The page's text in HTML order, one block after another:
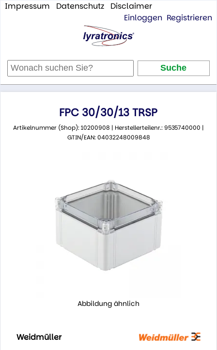
Impressum Datenschutz
Disclaimer
Einloggen Registrieren
FPC 30/30/13 TRSP
Artikelnummer (Shop): 10200908 | Herstellerteilenr.: 9535740000 |
GTIN/EAN: 04032248009848
Abbildung ähnlich
Weidmüller